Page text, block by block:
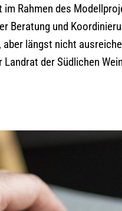
Rahmen des
Beratung und
längst nicht
der Südlichen